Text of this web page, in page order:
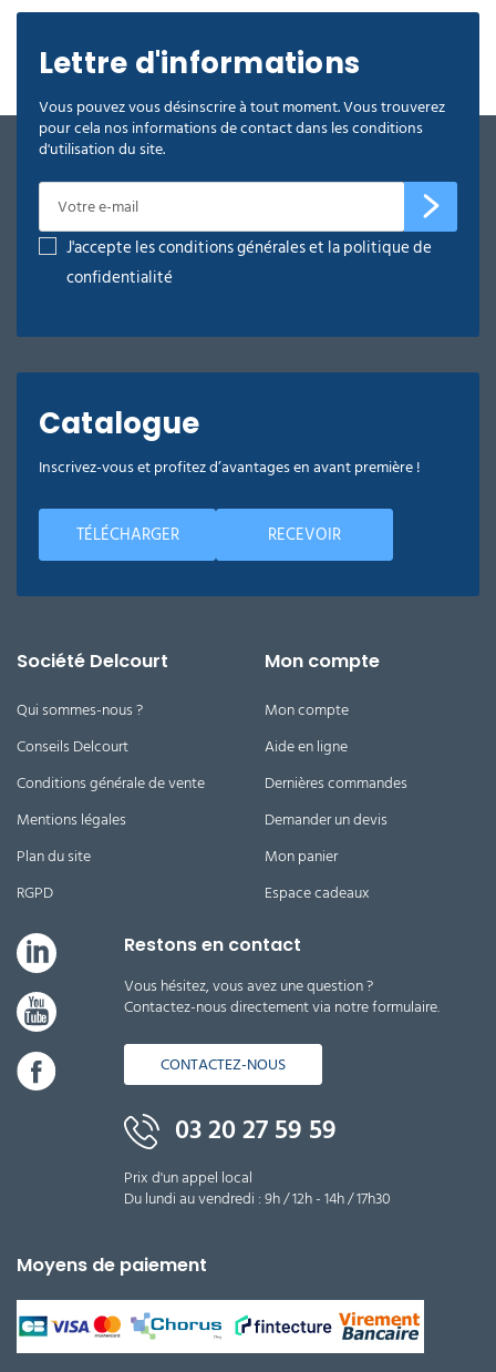
Lettre d'informations
Vous pouvez vous désinscrire à tout moment. Vous trouverez
pour cela nos informations de contact dans les conditions
d'utilisation du site.
J'accepte les conditions générales et la politique de
confidentialité
Catalogue
Inscrivez-vous et profitez d’avantages en avant première !
TÉLÉCHARGER RECEVOIR
Société Delcourt
Qui sommes-nous ?
Conseils Delcourt
Conditions générale de vente
Mentions légales
Plan du site
RGPD
Mon compte
Mon compte
Aide en ligne
Dernières commandes
Demander un devis
Mon panier
Espace cadeaux
Restons en contact
Vous hésitez, vous avez une question ?
Contactez-nous directement via notre formulaire.
CONTACTEZ-NOUS
03 20 27 59 59
Prix d'un appel local
Du lundi au vendredi : 9h / 12h - 14h / 17h30
Moyens de paiement